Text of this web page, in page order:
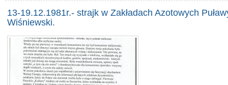
13-19.12.1981r.- strajk w Zakładach Azotowych
Wiśniewski.